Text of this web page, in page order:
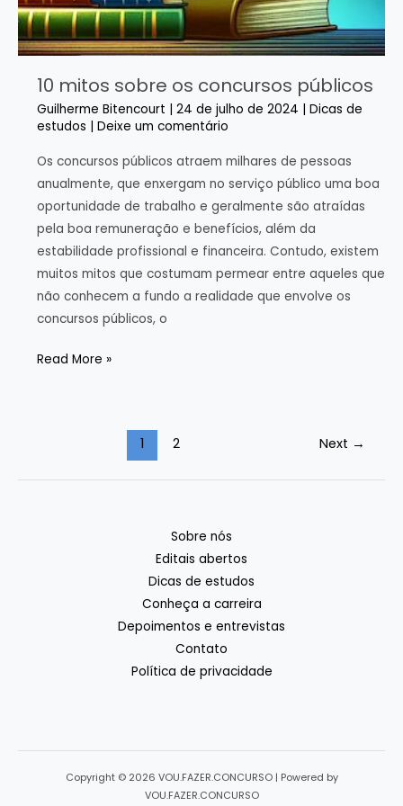
10 mitos sobre os concursos públicos
Guilherme Bitencourt 24 de julho de 2024
Dicas de
estudos
Deixe um comentário
Os concursos públicos atraem milhares de pessoas
anualmente, que enxergam no serviço público uma boa
oportunidade de trabalho e geralmente são atraídas
pela boa remuneração e benefícios, além da
estabilidade profissional e financeira. Contudo, existem
muitos mitos que costumam permear entre aqueles que
não conhecem a fundo a realidade que envolve os
concursos públicos, o
10
Read More »
post
1 2 Next →
Sobre nós
Editais abertos
Dicas de estudos
Conheça a carreira
Depoimentos e entrevistas
Contato
Política de privacidade
Copyright © 2026 VOU.FAZER.CONCURSO | Powered by
VOU.FAZER.CONCURSO